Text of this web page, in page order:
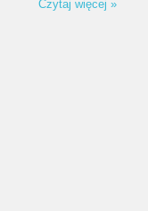
Czytaj więcej »